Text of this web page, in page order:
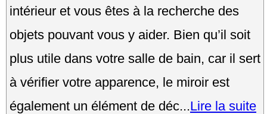
intérieur et vous êtes à la recherche des
objets pouvant vous y aider. Bien qu’il soit
plus utile dans votre salle de bain, car il sert
à vérifier votre apparence, le miroir est
également un élément de déc...Lire la suite